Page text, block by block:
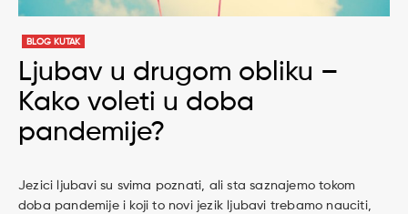
BLOG KUTAK
Ljubav u drugom obliku –
Kako voleti u doba
pandemije?
Jezici ljubavi su svima poznati, ali sta saznajemo tokom
doba pandemije i koji to novi jezik ljubavi trebamo nauciti,